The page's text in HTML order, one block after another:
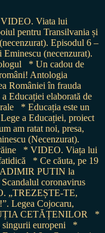
Viata lui
pentru Transilvania și
Episodul 6 –
(necenzurat).
* Un cadou de
Antologia
României în frauda
Educației elaborată de
* Educația este un
a Educației, proiect
am ratat noi, presa,
(Necenzurat).
* VIDEO. Viața lui
* Ce căuta, pe 19
PUTIN la
coronavirus
„TREZEȘTE-TE,
Legea Cojocaru,
CETĂȚENILOR
*
europeni
*